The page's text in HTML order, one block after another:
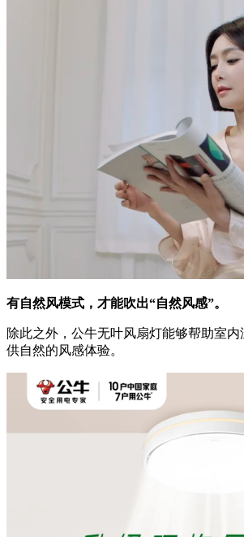
有自然风模式，才能吹出“自然风感”。
除此之外，公牛无叶风扇灯能够帮助室
供自然的风感体验。